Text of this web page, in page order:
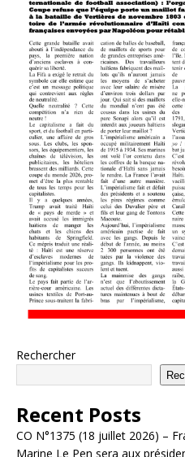
Rechercher
Recent Posts
CO N°1375 (18 juillet 2026) –
Marine Le Pen sera aux